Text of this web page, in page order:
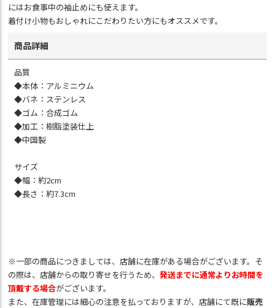
にはお食事中の袖止めにも使えます。
着付け小物もおしゃれにこだわりたい方にもオススメです。
商品詳細
品質
◆本体：アルミニウム
◆バネ：ステンレス
◆ゴム：合成ゴム
◆加工：樹脂塗装仕上
◆中国製
サイズ
◆幅：約2cm
◆長さ：約7.3cm
※一部の商品につきましては、店舗に在庫がある場合がございます。そ
の際は、店舗からの取り寄せを行うため、発送までに通常よりお時間を
頂戴する場合がございます。
また、在庫管理には細心の注意を払っておりますが、店舗にて既に販売